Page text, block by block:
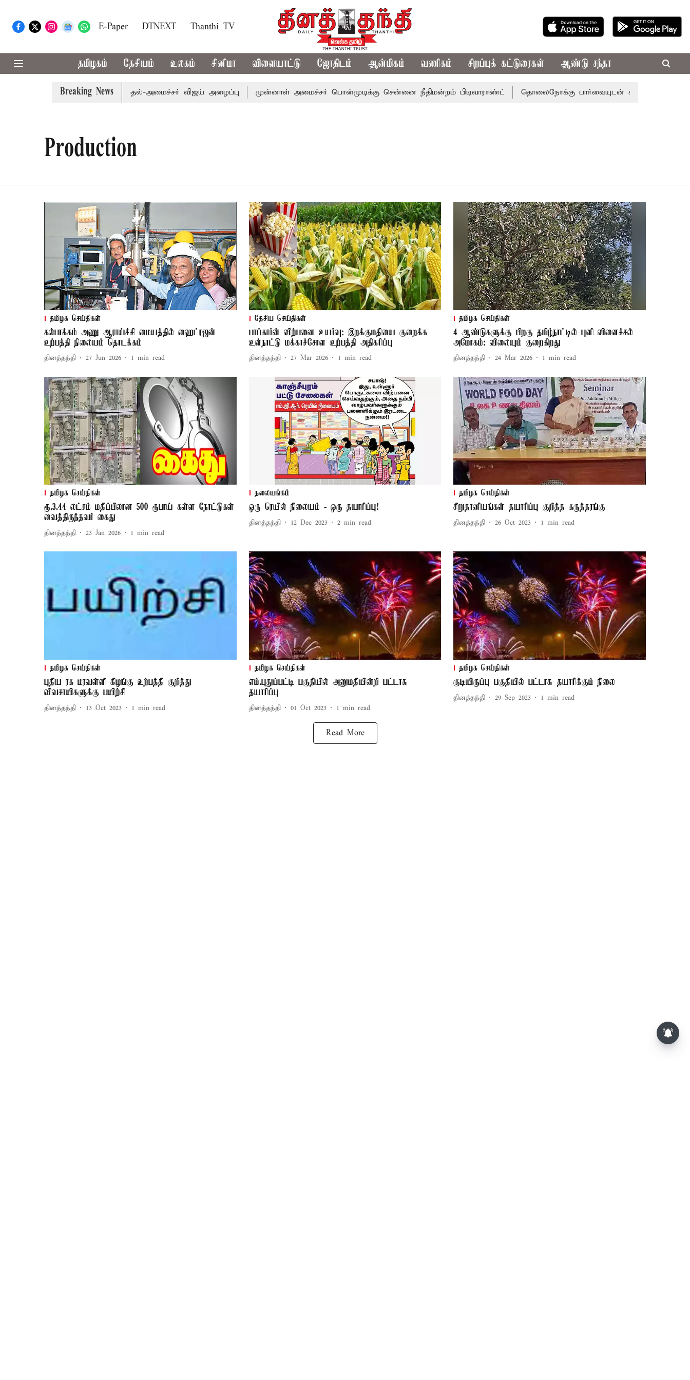
E-Paper DTNEXT Thanthi TV
தமிழகம் தேசியம் உலகம் சினிமா விளையாட்டு ஜோதிடம் ஆன்மிகம் வணிகம் சிறப்புக் கட்டுரைகள் ஆண்டு சந்தா
Breaking News
எம்.பி.க்கள் கூட்டத்துக்கு முதல்-அமைச்சர் விஜய் அழைப்பு முன்னாள் அமைச்சர் பொன்முடிக்கு சென்னை நீதிமன்றம் பிடிவாராண்ட் தொலைநோக்கு பார்வையுடன் கூடிய வேளாண்
Production
தமிழக செய்திகள்
கல்பாக்கம் அணு ஆராய்ச்சி மையத்தில் ஹைட்ரஜன்
உற்பத்தி நிலையம் தொடக்கம்
தினத்தந்தி 27 Jun 2026 1 min read
தேசிய செய்திகள்
பாப்கார்ன் விற்பனை உயர்வு: இறக்குமதியை குறைக்க
உள்நாட்டு மக்காச்சோள உற்பத்தி அதிகரிப்பு
தினத்தந்தி 27 Mar 2026 1 min read
தமிழக செய்திகள்
4 ஆண்டுகளுக்கு பிறகு தமிழ்நாட்டில் புளி விளைச்சல்
அமோகம்: விலையும் குறைகிறது
தினத்தந்தி 24 Mar 2026 1 min read
தமிழக செய்திகள்
ரூ.3.44 லட்சம் மதிப்பிலான 500 ரூபாய் கள்ள நோட்டுகள்
வைத்திருந்தவர் கைது
தினத்தந்தி 23 Jan 2026 1 min read
தலையங்கம்
ஒரு ரெயில் நிலையம் - ஒரு தயாரிப்பு!
தினத்தந்தி 12 Dec 2023 2 min read
தமிழக செய்திகள்
சிறுதானியங்கள் தயாரிப்பு குறித்த கருத்தரங்கு
தினத்தந்தி 26 Oct 2023 1 min read
தமிழக செய்திகள்
புதிய ரக மரவள்ளி கிழங்கு உற்பத்தி குறித்து
விவசாயிகளுக்கு பயிற்சி
தினத்தந்தி 13 Oct 2023 1 min read
தமிழக செய்திகள்
எம்.புதுப்பட்டி பகுதியில் அனுமதியின்றி பட்டாசு
தயாரிப்பு
தினத்தந்தி 01 Oct 2023 1 min read
தமிழக செய்திகள்
குடியிருப்பு பகுதியில் பட்டாசு தயாரிக்கும் நிலை
தினத்தந்தி 29 Sep 2023 1 min read
Read More